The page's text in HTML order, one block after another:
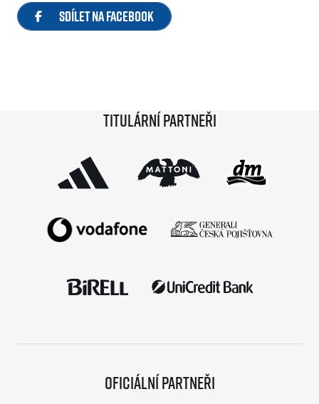
Sdílet na Facebook
Titulární partneři
Oficiální partneři